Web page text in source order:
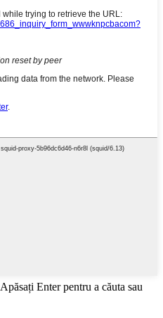
Apăsați Enter pentru a căuta sau